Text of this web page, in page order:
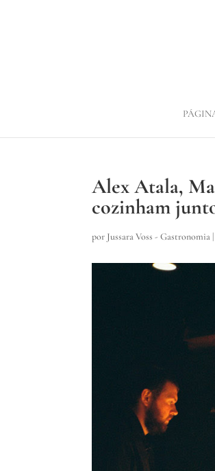
Alex Atala,
cozinham
por Jussara Voss - Gastronomia